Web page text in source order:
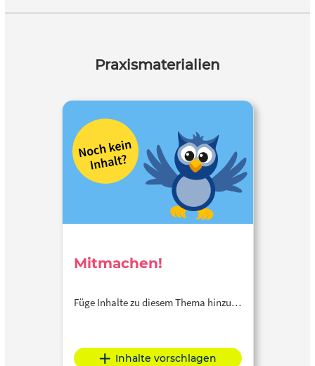
Praxismaterialien
Mitmachen!
Füge Inhalte zu diesem Thema hinzu…
Inhalte vorschlagen